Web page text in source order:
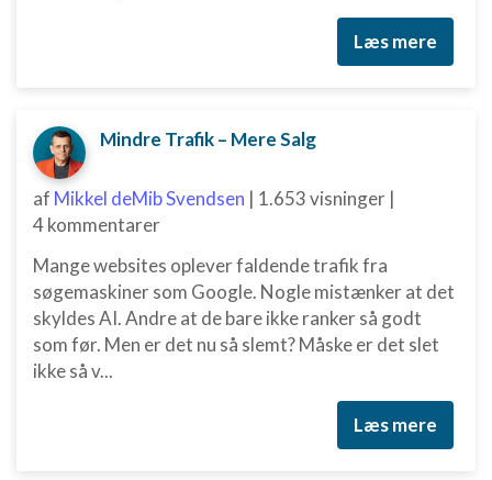
Læs mere
Mindre Trafik – Mere Salg
af Mikkel deMib Svendsen | 1.653 visninger |
4 kommentarer
Mange websites oplever faldende trafik fra
søgemaskiner som Google. Nogle mistænker at det
skyldes AI. Andre at de bare ikke ranker så godt
som før. Men er det nu så slemt? Måske er det slet
ikke så v...
Læs mere